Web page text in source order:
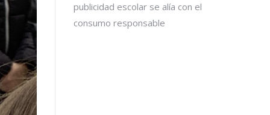
publicidad escolar se alía con el
consumo responsable